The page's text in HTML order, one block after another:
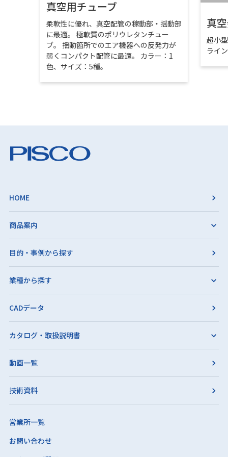
真空用チューブ
柔軟性に優れ、真空配管の稼動部・揺動部
に最適。 極軟質のポリウレタンチュー
ブ。 揺動箇所でのエア機器への反発力が
弱くコンパクト配管に最適。 カラー：1
色、サイズ：5種。
真
超小
ライ
HOME
商品案内
目的・事例から探す
業種から探す
CADデータ
カタログ・取扱説明書
動画一覧
技術資料
営業所一覧
お問い合わせ